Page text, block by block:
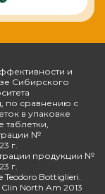
и
Сибирского
по сравнению с
в упаковке
№
г.
продукции №
г.
Teodoro Bottiglieri.
North Am 2013